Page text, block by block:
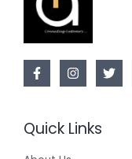
Quick Links